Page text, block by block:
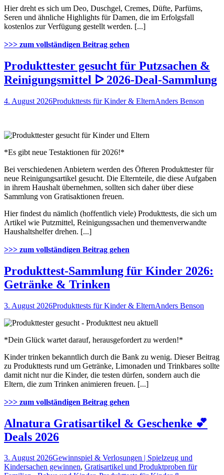
Hier dreht es sich um Deo, Duschgel, Cremes, Düfte, Parfüms,
Seren und ähnliche Highlights für Damen, die im Erfolgsfall
kostenlos zur Verfügung gestellt werden. [...]
>>> zum vollständigen Beitrag gehen
Produkttester gesucht für Putzsachen &
Reinigungsmittel ᐅ 2026-Deal-Sammlung
4. August 2026Produkttests für Kinder & ElternAnders Benson
*Es gibt neue Testaktionen für 2026!*
Bei verschiedenen Anbietern werden des Öfteren Produkttester für
neue Reinigungsartikel gesucht. Die Elternteile, die diese Aufgaben
in ihrem Haushalt übernehmen, sollten sich daher über diese
Sammlung von Gratisaktionen freuen.
Hier findest du nämlich (hoffentlich viele) Produkttests, die sich um
Artikel wie Putzmittel, Reinigungssachen und themenverwandte
Haushaltshelfer drehen. [...]
>>> zum vollständigen Beitrag gehen
Produkttest-Sammlung für Kinder 2026:
Getränke & Trinken
3. August 2026Produkttests für Kinder & ElternAnders Benson
*Dein Glück wartet darauf, herausgefordert zu werden!*
Kinder trinken bekanntlich durch die Bank zu wenig. Dieser Beitrag
zu Produkttests rund um Getränke, Limonaden und Trinkbares sollte
damit nicht nur die Kinder, die testen dürfen, sondern auch die
Eltern, die zum Trinken animieren freuen. [...]
>>> zum vollständigen Beitrag gehen
Alnatura Gratisartikel & Geschenke 💕
Deals 2026
3. August 2026Gewinnspiel & Verlosungen | Spielzeug und
Kindersachen gewinnen, Gratisartikel und Produktproben für